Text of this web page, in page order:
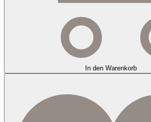
In den Warenkorb